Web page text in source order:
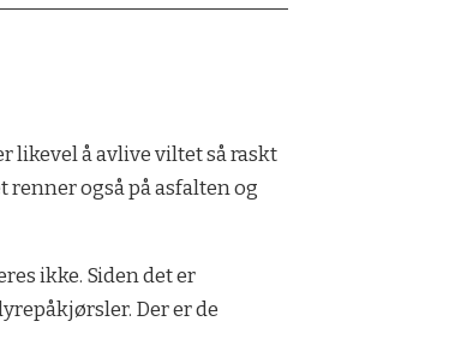
likevel å avlive viltet så raskt
også på asfalten og
ikke. Siden det er
Der er de